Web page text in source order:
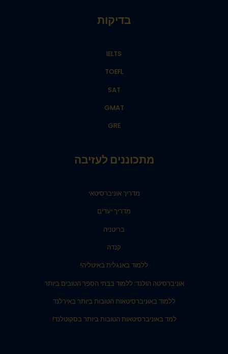
בדיקות
IELTS
TOEFL
SAT
GMAT
GRE
מתכוננים לעזיבה
מדריך אוניברסיטאי
מדריך יעדים
בריטניה
קנדה
ללמוד באנגלית באיטליה!
אוניברסיטה הולנד: ללמוד בבתי הספר הטובים ביותר
ללמוד באוניברסיטאות הטובות ביותר באירלנד
למד באוניברסיטאות הטובות ביותר בסקוטלנד!